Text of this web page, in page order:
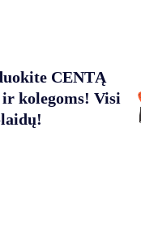
CENTĄ
kolegoms! Visi